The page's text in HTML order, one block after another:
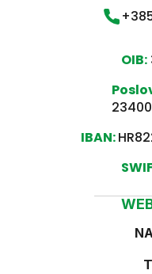
OIB:
IBAN: